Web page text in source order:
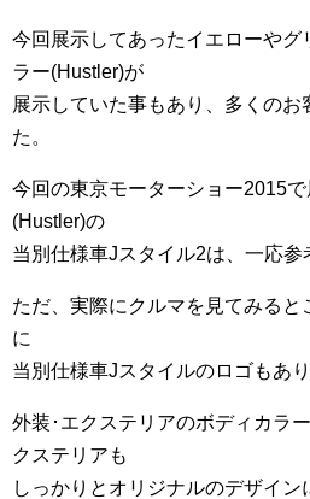
今回展示してあったイエローやグ
ラー(Hustler)が
展示していた事もあり、多くのお
た。
今回の東京モーターショー2015
(Hustler)の
当別仕様車Jスタイル2は、一応参
ただ、実際にクルマを見てみると
に
当別仕様車Jスタイルのロゴもあ
外装･エクステリアのボディカラ
クステリアも
しっかりとオリジナルのデザイン